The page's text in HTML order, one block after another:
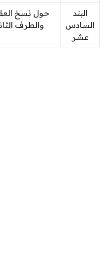
البند
السادس
عشر
والطرف